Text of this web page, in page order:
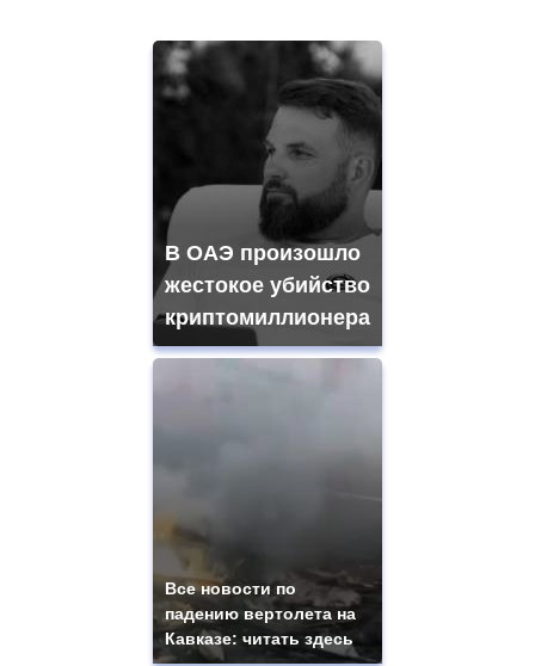
В ОАЭ произошло
жестокое убийство
криптомиллионера
Все новости по
падению вертолета на
Кавказе: читать здесь